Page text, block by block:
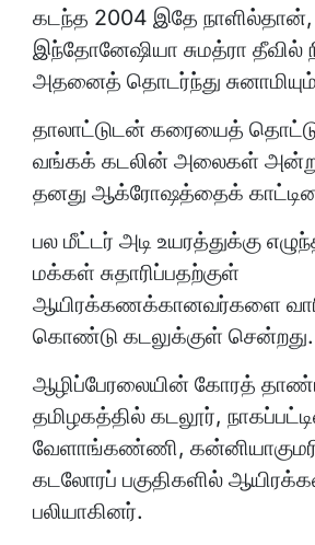
கடந்த 2004 இதே நாளில்தான்,
இந்தோனேஷியா சுமத்ரா தீவில்
அதனைத் தொடர்ந்து சுனாமியும்
தாலாட்டுடன் கரையைத்
வங்கக் கடலின் அலைகள்
தனது ஆக்ரோஷத்தைக்
பல மீட்டர் அடி உயரத்துக்கு
மக்கள் சுதாரிப்பதற்குள்
ஆயிரக்கணக்கானவர்களை வாரி
கொண்டு கடலுக்குள் சென்றது.
ஆழிப்பேரலையின் கோரத்
தமிழகத்தில் கடலூர்,
வேளாங்கண்ணி,
கடலோரப் பகுதிகளில்
பலியாகினர்.